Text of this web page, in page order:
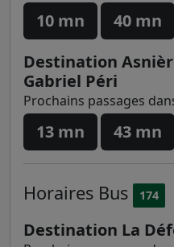
10 mn
40 mn
Destination
Gabriel Péri
Prochains passages
13 mn 43 mn
Horaires Bus 174
Destination La